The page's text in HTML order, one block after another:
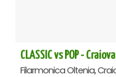
CLASSIC vs POP - Craiova